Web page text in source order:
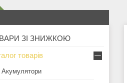
ЗІ ЗНИЖКОЮ
товарів
Акумулятори